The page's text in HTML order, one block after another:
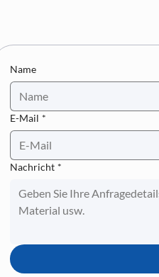
Name
E-Mail *
Nachricht *